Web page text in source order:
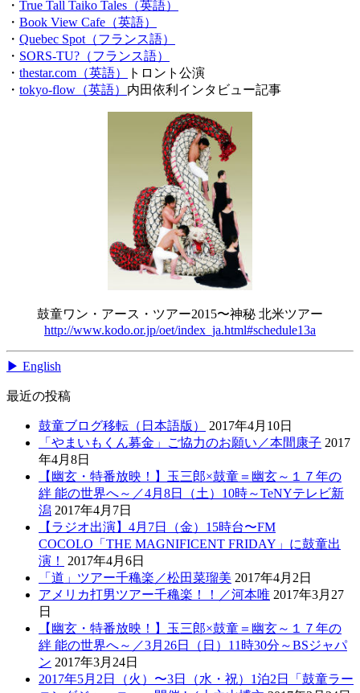
・ True Tall Taiko Tales（英語）
・ Book View Cafe（英語）
・ Quebec Spot（フランス語）
・ SORS-TU?（フランス語）
・ thestar.com（英語）
トロント公演
・ tokyo-flow（英語） 内田依利インタビュー記事
鼓童ワン・アース・ツアー2015〜神秘 北米ツアー
http://www.kodo.or.jp/oet/index_ja.html#schedule13a
▶ English
最近の投稿
鼓童ブログ移転（日本語版）
2017年4月10日
「やまいもくん募金」ご協力のお願い／本間康子 2017
年4月8日
【幽玄・特番放映！】玉三郎×鼓童＝幽玄～１７年の
絆 能の世界へ～／4月8日（土）10時～TeNYテレビ新
潟 2017年4月7日
【ラジオ出演】4月7日（金）15時台〜FM
COCOLO「THE MAGNIFICENT FRIDAY」に鼓童出
演！
2017年4月6日
「道」ツアー千穐楽／松田菜瑠美 2017年4月2日
アメリカ打男ツアー千穐楽！！／河本唯 2017年3月27
日
【幽玄・特番放映！】玉三郎×鼓童＝幽玄～１７年の
絆 能の世界へ～／3月26日（日）11時30分～BSジャパ
ン 2017年3月24日
2017年5月2日（火）〜3日（水・祝）1泊2日「鼓童ラー